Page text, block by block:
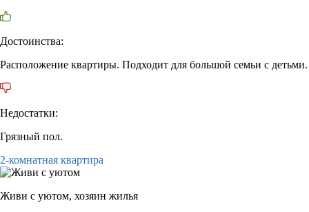
Достоинства:
Расположение квартиры. Подходит для большой семьи с детьми.
Недостатки:
Грязный пол.
2-комнатная квартира
Живи с уютом, хозяин жилья